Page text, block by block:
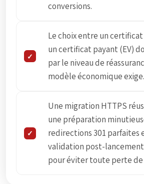
conversions.
Le choix entre un
un certificat payant (EV)
par le niveau de
modèle économique exige.
Une migration HTTPS
une préparation
redirections 301 parfaites
validation post-
pour éviter toute perte